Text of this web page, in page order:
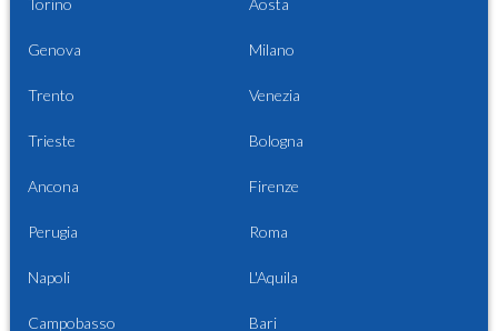
Genova Milano
Trento Venezia
Trieste Bologna
Ancona Firenze
Perugia Roma
Napoli L'Aquila
Campobasso Bari